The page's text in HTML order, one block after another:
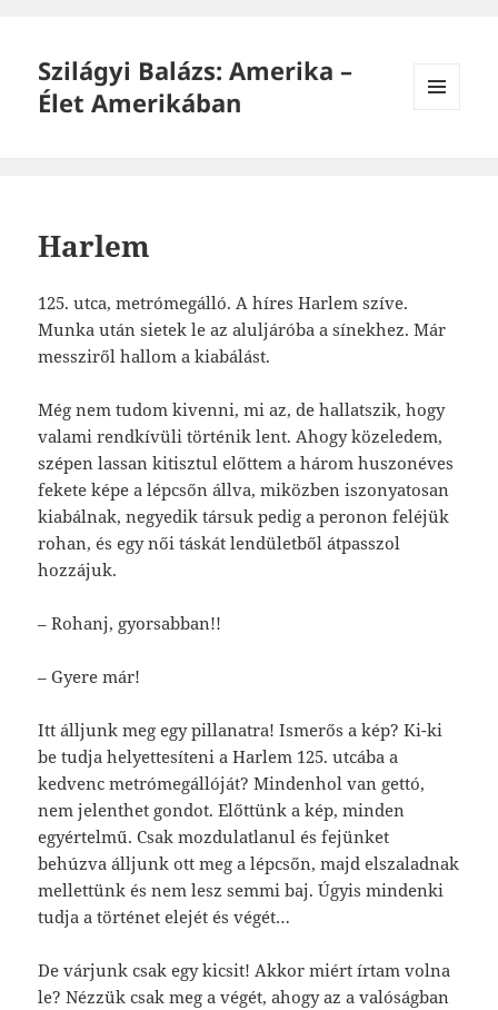
Szilágyi Balázs: Amerika –
Élet Amerikában
Harlem
125. utca, metrómegálló. A híres Harlem szíve.
Munka után sietek le az aluljáróba a sínekhez. Már
messziről hallom a kiabálást.
Még nem tudom kivenni, mi az, de hallatszik, hogy
valami rendkívüli történik lent. Ahogy közeledem,
szépen lassan kitisztul előttem a három huszonéves
fekete képe a lépcsőn állva, miközben iszonyatosan
kiabálnak, negyedik társuk pedig a peronon feléjük
rohan, és egy női táskát lendületből átpasszol
hozzájuk.
– Rohanj, gyorsabban!!
– Gyere már!
Itt álljunk meg egy pillanatra! Ismerős a kép? Ki-ki
be tudja helyettesíteni a Harlem 125. utcába a
kedvenc metrómegállóját? Mindenhol van gettó,
nem jelenthet gondot. Előttünk a kép, minden
egyértelmű. Csak mozdulatlanul és fejünket
behúzva álljunk ott meg a lépcsőn, majd elszaladnak
mellettünk és nem lesz semmi baj. Úgyis mindenki
tudja a történet elejét és végét…
De várjunk csak egy kicsit! Akkor miért írtam volna
le? Nézzük csak meg a végét, ahogy az a valóságban